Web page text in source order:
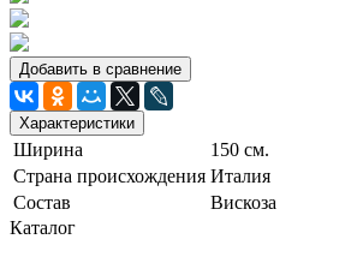
Добавить в сравнение
Характеристики
Ширина
150 см.
Страна происхождения Италия
Состав
Вискоза
Каталог